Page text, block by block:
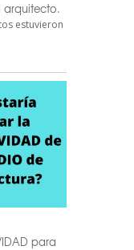
arquitecto.
estuvieron
para